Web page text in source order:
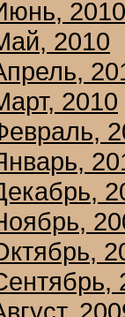
2010
2010
2010